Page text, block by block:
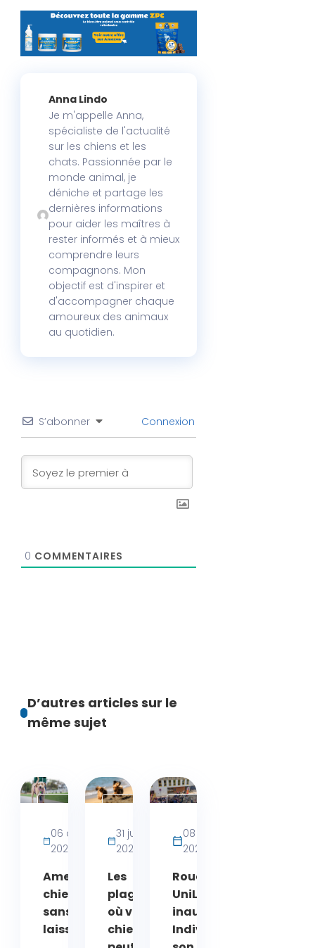
Anna Lindo
Je m'appelle Anna,
spécialiste de l'actualité
sur les chiens et les
chats. Passionnée par le
monde animal, je
déniche et partage les
dernières informations
pour aider les maîtres à
rester informés et à mieux
comprendre leurs
compagnons. Mon
objectif est d'inspirer et
d'accompagner chaque
amoureux des animaux
au quotidien.
S’abonner Connexion
0 COMMENTAIRES
D’autres articles sur le
même sujet
être
chien
06 août
2026
Amende
chien
sans
laisse
31 juillet
2026
Les
plages
où votre
chien
08 juin
2026
Rouen :
UniLaSalle
inaugure
Indivisa,